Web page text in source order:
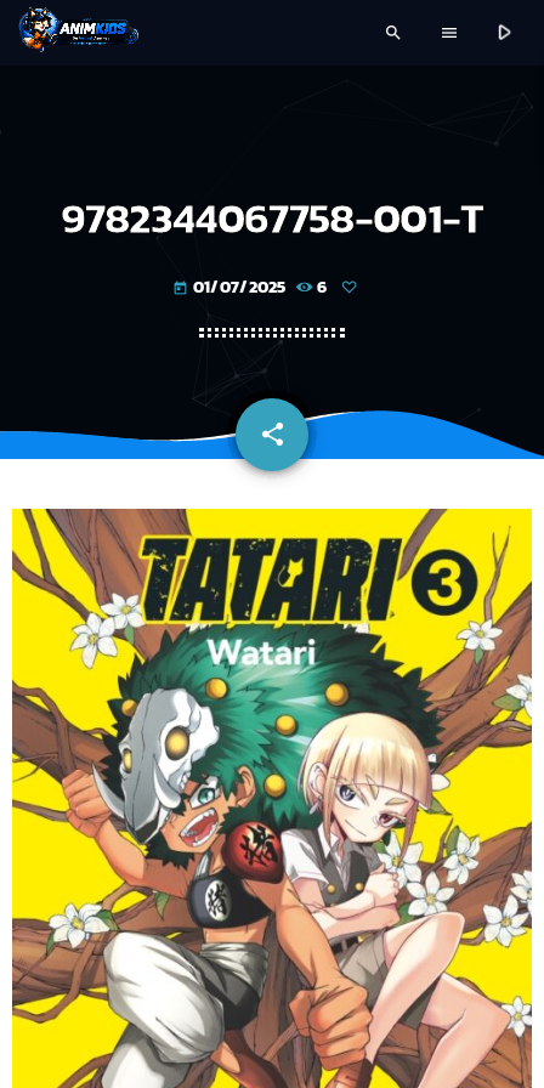
search menu play_arrow
9782344067758-001-T
today 01/07/2025 6
share
email